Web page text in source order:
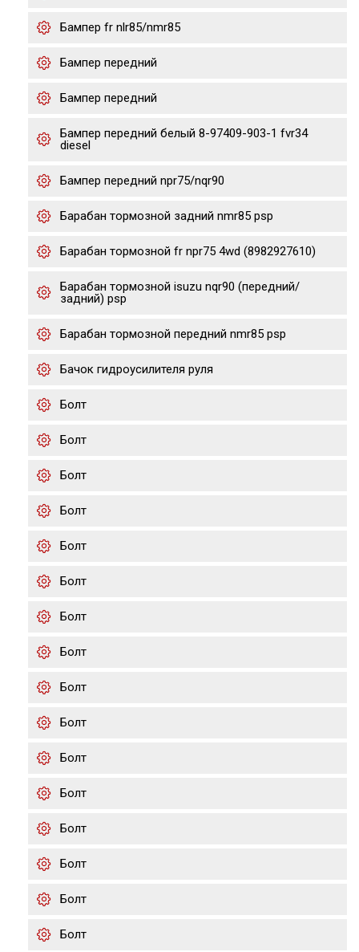
Бампер fr nlr85/nmr85
Бампер передний
Бампер передний
Бампер передний белый 8-97409-903-1 fvr34
diesel
Бампер передний npr75/nqr90
Барабан тормозной задний nmr85 psp
Барабан тормозной fr npr75 4wd (8982927610)
Барабан тормозной isuzu nqr90 (передний/
задний) psp
Барабан тормозной передний nmr85 psp
Бачок гидроусилителя руля
Болт
Болт
Болт
Болт
Болт
Болт
Болт
Болт
Болт
Болт
Болт
Болт
Болт
Болт
Болт
Болт